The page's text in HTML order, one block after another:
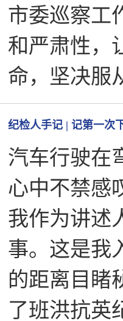
市委巡察工
和严肃性，
命，坚决服
纪检人手记 | 记第一次
汽车行驶在
心中不禁感
我作为讲述
事。这是我
的距离目睹
了班洪抗英